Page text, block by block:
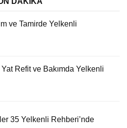
ve Tamirde Yelkenli
Refit ve Bakımda Yelkenli
35 Yelkenli Rehberi’nde